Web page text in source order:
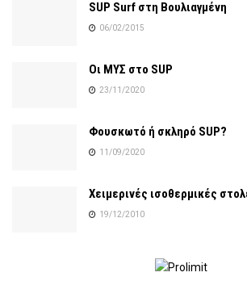
SUP Surf στη Βουλιαγμένη
06/02/2015
Οι ΜΥΣ στο SUP
23/11/2020
Φουσκωτό ή σκληρό SUP?
11/09/2020
Χειμερινές ισοθερμικές
19/12/2010